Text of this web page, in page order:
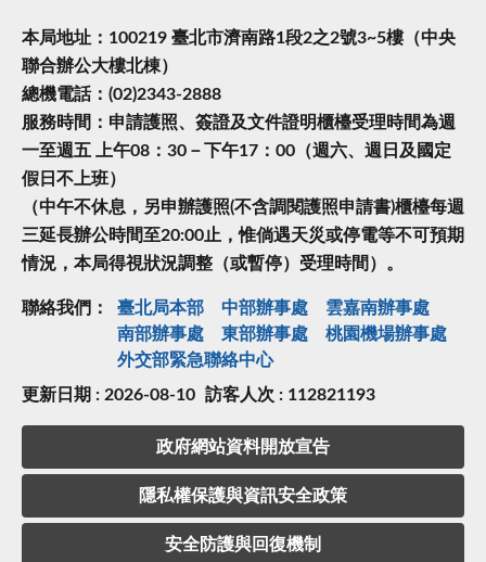
本局地址：100219 臺北市濟南路1段2之2號3~5樓（中央
聯合辦公大樓北棟）
總機電話：(02)2343-2888
服務時間：申請護照、簽證及文件證明櫃檯受理時間為週
一至週五 上午08：30－下午17：00（週六、週日及國定
假日不上班）
（中午不休息，另申辦護照(不含調閱護照申請書)櫃檯每週
三延長辦公時間至20:00止，惟倘遇天災或停電等不可預期
情況，本局得視狀況調整（或暫停）受理時間）。
聯絡我們： 臺北局本部 中部辦事處
雲嘉南辦事處
南部辦事處
東部辦事處
桃園機場辦事處
外交部緊急聯絡中⼼
更新日期 : 2026-08-10 訪客人次 : 112821193
政府網站資料開放宣告
隱私權保護與資訊安全政策
安全防護與回復機制